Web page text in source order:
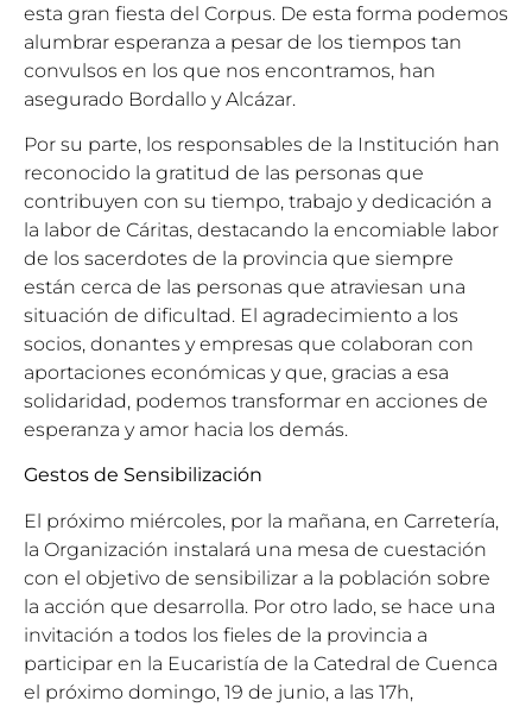
esta gran fiesta del Corpus. De esta forma podemos
alumbrar esperanza a pesar de los tiempos tan
convulsos en los que nos encontramos, han
asegurado Bordallo y Alcázar.
Por su parte, los responsables de la Institución han
reconocido la gratitud de las personas que
contribuyen con su tiempo, trabajo y dedicación a
la labor de Cáritas, destacando la encomiable labor
de los sacerdotes de la provincia que siempre
están cerca de las personas que atraviesan una
situación de dificultad. El agradecimiento a los
socios, donantes y empresas que colaboran con
aportaciones económicas y que, gracias a esa
solidaridad, podemos transformar en acciones de
esperanza y amor hacia los demás.
Gestos de Sensibilización
El próximo miércoles, por la mañana, en Carretería,
la Organización instalará una mesa de cuestación
con el objetivo de sensibilizar a la población sobre
la acción que desarrolla. Por otro lado, se hace una
invitación a todos los fieles de la provincia a
participar en la Eucaristía de la Catedral de Cuenca
el próximo domingo, 19 de junio, a las 17h,